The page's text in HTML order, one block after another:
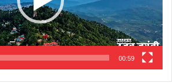
00:59